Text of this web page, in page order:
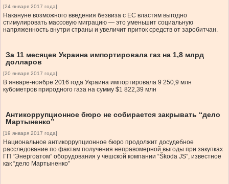
[24 января 2017 года]
Накануне возможного введения безвиза с ЕС властям выгодно
стимулировать массовую миграцию — это уменьшит социальную
напряженность внутри страны и увеличит приток средств от заробитчан.
За 11 месяцев Украина импортировала газ на 1,8 млрд
долларов
[20 января 2017 года]
В январе-ноябре 2016 года Украина импортировала 9 250,9 млн
кубометров природного газа на сумму $1 822,39 млн
Антикоррупционное бюро не собирается закрывать “дело
Мартыненко”
[19 января 2017 года]
Национальное антикоррупционное бюро продолжит досудебное
расследование по фактам получения неправомерной выгоды при закупках
ГП “Энергоатом” оборудования у чешской компании “Škoda JS”, известное
как “дело Мартыненко”